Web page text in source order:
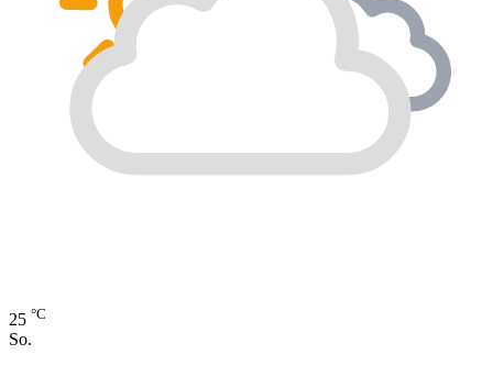
25 °C
So.